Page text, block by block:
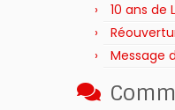
10 ans de
Message